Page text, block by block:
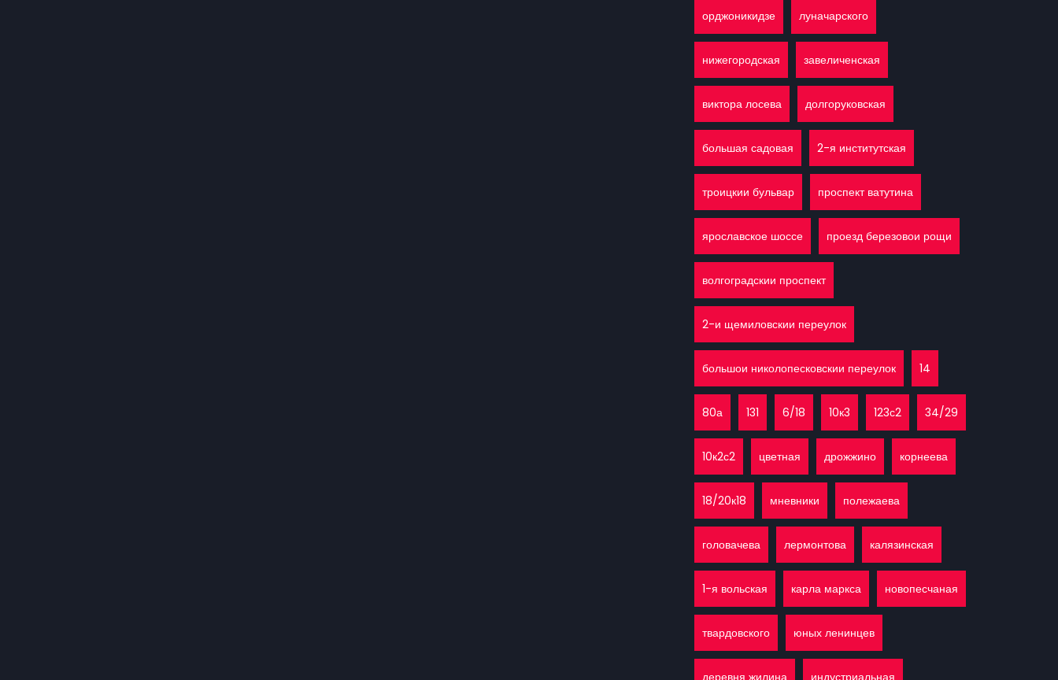
орджоникидзе луначарского
нижегородская завеличенская
виктора лосева долгоруковская
большая садовая 2-я институтская
троицкии бульвар проспект ватутина
ярославское шоссе проезд березовои рощи
волгоградскии проспект
2-и щемиловскии переулок
большои николопесковскии переулок 14
80а 131 6/18 10к3 123с2 34/29
10к2с2 цветная дрожжино корнеева
18/20к18 мневники полежаева
головачева лермонтова калязинская
1-я вольская карла маркса новопесчаная
твардовского юных ленинцев
деревня жилина индустриальная